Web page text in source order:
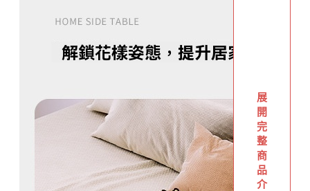
展
開
完
整
商
品
介